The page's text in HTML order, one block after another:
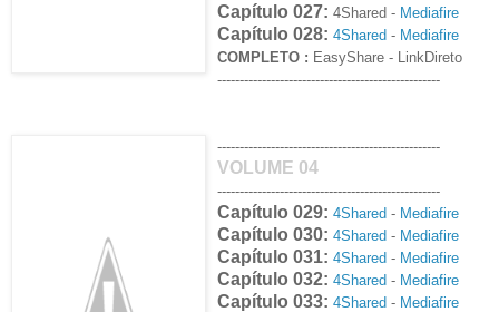
Capítulo 027: 4Shared - Mediafire
Capítulo 028: 4Shared - Mediafire
COMPLETO : EasyShare - LinkDireto
--------------------------------------------------
--------------------------------------------------
VOLUME 04
--------------------------------------------------
Capítulo 029: 4Shared - Mediafire
Capítulo 030: 4Shared - Mediafire
Capítulo 031: 4Shared - Mediafire
Capítulo 032: 4Shared - Mediafire
Capítulo 033: 4Shared - Mediafire